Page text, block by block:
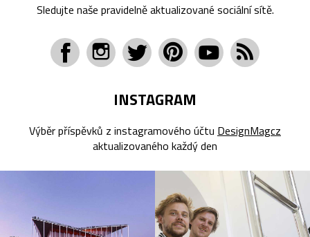
Sledujte naše pravidelně aktualizované sociální sítě.
INSTAGRAM
Výběr příspěvků z instagramového účtu DesignMagcz
aktualizovaného každý den